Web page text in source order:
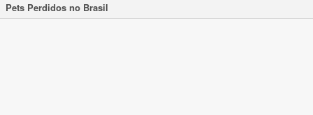
Pets Perdidos no Brasil